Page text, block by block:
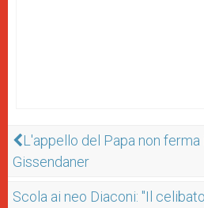
L'appello del Papa non
Gissendaner
Scola ai neo Diaconi: "Il